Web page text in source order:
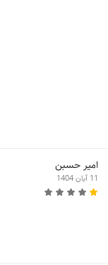
امیر حسبن
11 آبان 1404